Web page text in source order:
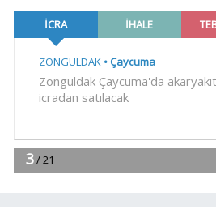
gününde de
14:45Kırgız Cumhuriyeti Antalya